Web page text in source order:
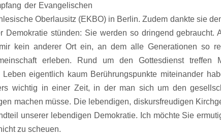
der Evangelischen
Oberlausitz (EKBO) in Berlin. Zudem dankte sie
Demokratie stünden: Sie werden so dringend gebraucht.
kein anderer Ort ein, an dem alle Generationen so
erleben. Rund um den Gottesdienst treffen
eigentlich kaum Berührungspunkte miteinander
wichtig in einer Zeit, in der man sich um den
machen müsse. Die lebendigen, diskursfreudigen
unserer lebendigen Demokratie. Ich möchte Sie
zu scheuen.